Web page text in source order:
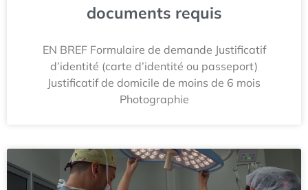
documents requis
EN BREF Formulaire de demande Justificatif
d’identité (carte d’identité ou passeport)
Justificatif de domicile de moins de 6 mois
Photographie